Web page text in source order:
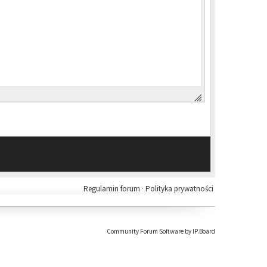
Polityka prywatności
Regulamin forum ·
Community Forum Software by IP.Board